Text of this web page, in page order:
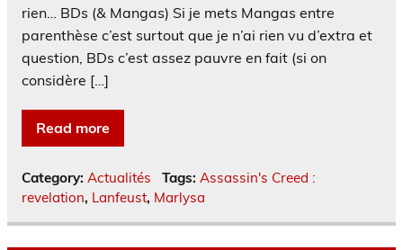
rien… BDs (& Mangas) Si je mets Mangas entre
parenthèse c’est surtout que je n’ai rien vu d’extra et
question, BDs c’est assez pauvre en fait (si on
considère […]
Read more
Category: Actualités Tags: Assassin's Creed :
revelation, Lanfeust, Marlysa